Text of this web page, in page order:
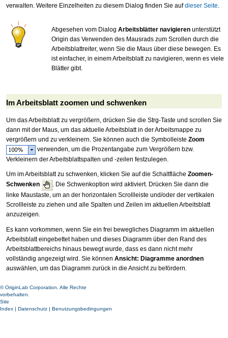
verwalten. Weitere Einzelheiten zu diesem Dialog finden Sie aufdieser Seite
Abgesehen vom Dialog Arbeitsblätter navigieren unterstützt
Origin das Verwenden des Mausrads zum Scrollen durch die
Arbeitsblattreiter, wenn Sie die Maus über diese bewegen. Es
ist einfacher, in einem Arbeitsblatt zu navigieren, wenn es viele
Blätter gibt.
Im Arbeitsblatt zoomen und schwenken
Um das Arbeitsblatt zu vergrößern, drücken Sie die Strg-Taste und scrollen Sie
dann mit der Maus, um das aktuelle Arbeitsblatt in der Arbeitsmappe zu
vergrößern und zu verkleinern. Sie können auch die Symbolleiste Zoom
verwenden, um die Prozentangabe zum Vergrößern bzw.
Verkleinern der Arbeitsblattspalten und -zeilen festzulegen.
Um im Arbeitsblatt zu schwenken, klicken Sie auf die Schaltfläche Zoomen-
Schwenken
. Die Schwenkoption wird aktiviert. Drücken Sie dann die
linke Maustaste, um an der horizontalen Scrollleiste und/oder der vertikalen
Scrollleiste zu ziehen und alle Spalten und Zeilen im aktuellen Arbeitsblatt
anzuzeigen.
Es kann vorkommen, wenn Sie ein frei bewegliches Diagramm im aktuellen
Arbeitsblatt eingebettet haben und dieses Diagramm über den Rand des
Arbeitsblattbereichs hinaus bewegt wurde, dass es dann nicht mehr
vollständig angezeigt wird. Sie können Ansicht: Diagramme anordnen
auswählen, um das Diagramm zurück in die Ansicht zu befördern.
© OriginLab Corporation. Alle Rechte
vorbehalten.
Site
Index | Datenschutz | Benutzungsbedingungen